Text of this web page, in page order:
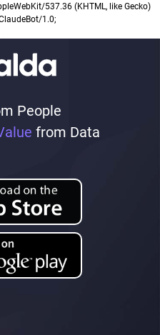
People
from Data
537.36 (KHTML, like Gecko)
1.0;